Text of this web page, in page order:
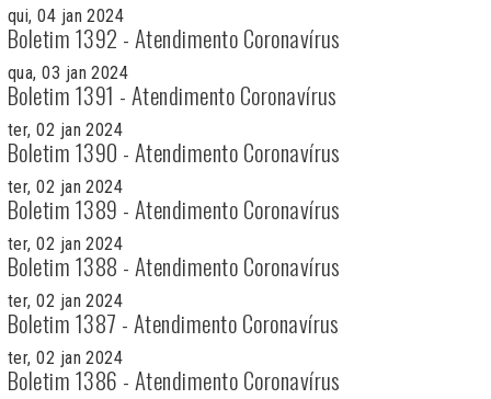
qui, 04 jan 2024
Boletim 1392 - Atendimento Coronavírus
qua, 03 jan 2024
Boletim 1391 - Atendimento Coronavírus
ter, 02 jan 2024
Boletim 1390 - Atendimento Coronavírus
ter, 02 jan 2024
Boletim 1389 - Atendimento Coronavírus
ter, 02 jan 2024
Boletim 1388 - Atendimento Coronavírus
ter, 02 jan 2024
Boletim 1387 - Atendimento Coronavírus
ter, 02 jan 2024
Boletim 1386 - Atendimento Coronavírus